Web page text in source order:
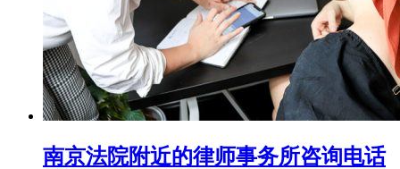
南京法院附近的律师事务所咨询电话